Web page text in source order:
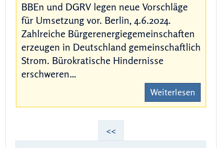
BBEn und DGRV legen neue Vorschläge
für Umsetzung vor. Berlin, 4.6.2024.
Zahlreiche Bürgerenergiegemeinschaften
erzeugen in Deutschland gemeinschaftlich
Strom. Bürokratische Hindernisse
erschweren…
Weiterlesen
<<